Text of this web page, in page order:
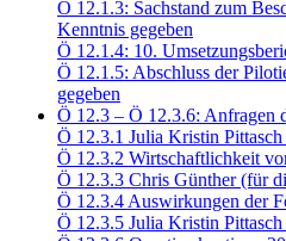
Ö 12.1.3: Sachstand zum
Kenntnis gegeben
Ö 12.1.4: 10.
Ö 12.1.5: Abschluss der
gegeben
Ö 12.3 – Ö 12.3.6: Anfragen
Ö 12.3.1 Julia Kristin
Ö 12.3.2 Wirtschaftlichkeit
Ö 12.3.3 Chris Günther (für
Ö 12.3.4 Auswirkungen der
Ö 12.3.5 Julia Kristin